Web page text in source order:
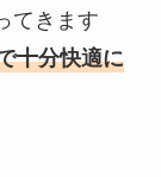
てきます
十分快適に